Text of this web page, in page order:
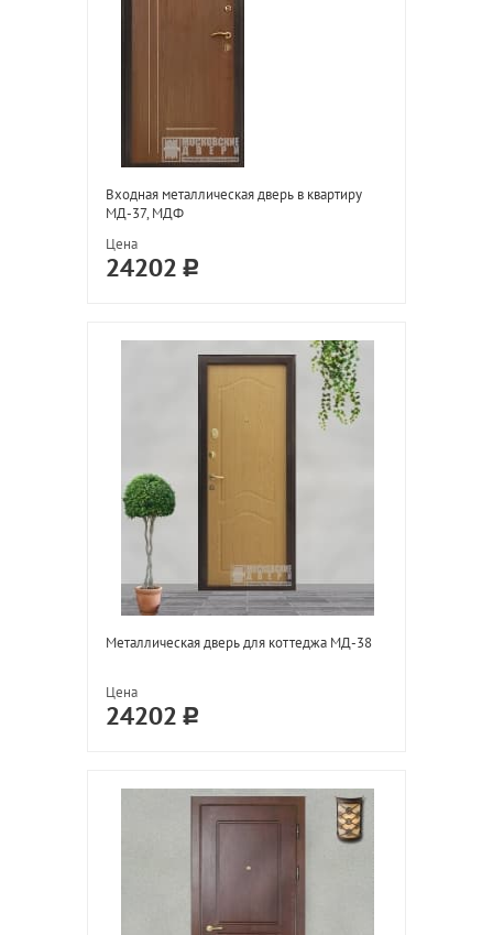
Входная металлическая дверь в квартиру
МД-37, МДФ
Цена
24202
Металлическая дверь для коттеджа МД-38
Цена
24202